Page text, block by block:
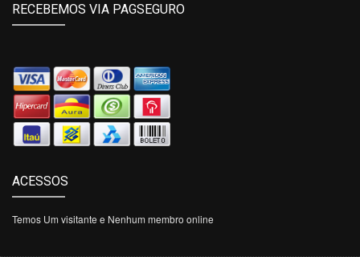
RECEBEMOS VIA PAGSEGURO
ACESSOS
Temos Um visitante e Nenhum membro online